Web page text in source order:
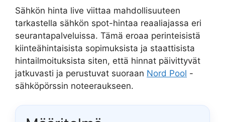
Sähkön hinta live viittaa mahdollisuuteen
tarkastella sähkön spot-hintaa reaaliajassa eri
seurantapalveluissa. Tämä eroaa perinteisistä
kiinteähintaisista sopimuksista ja staattisista
hintailmoituksista siten, että hinnat päivittyvät
jatkuvasti ja perustuvat suoraan Nord Pool -
sähköpörssin noteeraukseen.